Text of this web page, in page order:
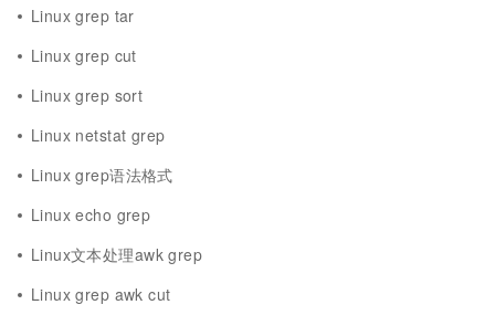
Linux grep tar
Linux grep cut
Linux grep sort
Linux netstat grep
Linux grep语法格式
Linux echo grep
Linux文本处理awk grep
Linux grep awk cut